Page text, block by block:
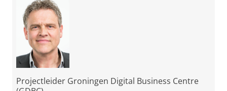
Projectleider Groningen Digital Business Centre